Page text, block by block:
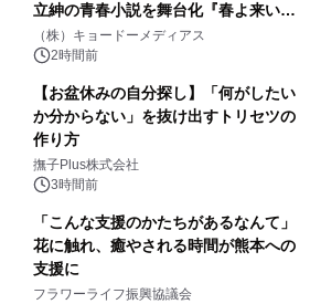
立紳の青春小説を舞台化『春よ来い、
マジで来い』キービジュアル解禁！
（株）キョードーメディアス
2時間前
【お盆休みの自分探し】「何がしたい
か分からない」を抜け出すトリセツの
作り方
撫子Plus株式会社
3時間前
「こんな支援のかたちがあるなんて」
花に触れ、癒やされる時間が熊本への
支援に
フラワーライフ振興協議会